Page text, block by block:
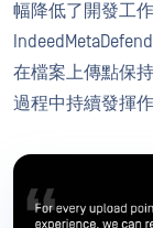
幅降低了開發工
在檔案上傳點保
過程中持續發揮